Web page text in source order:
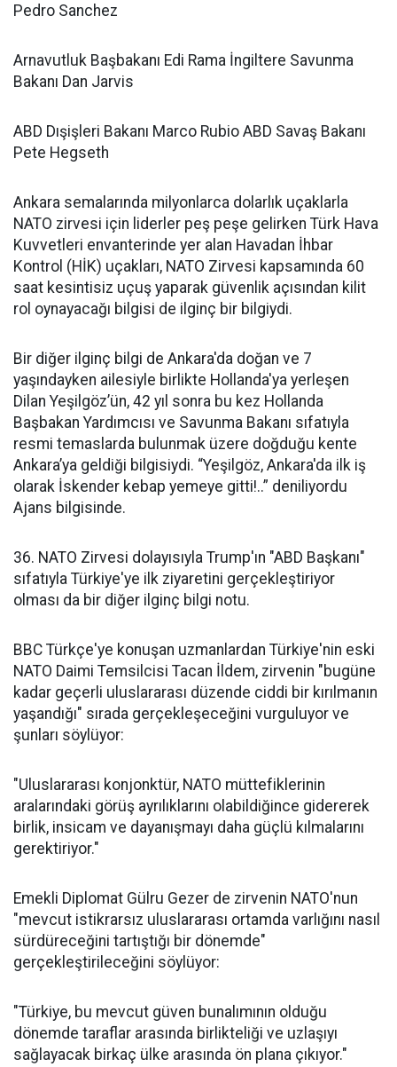
Pedro Sanchez
Arnavutluk Başbakanı Edi Rama İngiltere Savunma
Bakanı Dan Jarvis
ABD Dışişleri Bakanı Marco Rubio ABD Savaş Bakanı
Pete Hegseth
Ankara semalarında milyonlarca dolarlık uçaklarla
NATO zirvesi için liderler peş peşe gelirken Türk Hava
Kuvvetleri envanterinde yer alan Havadan İhbar
Kontrol (HİK) uçakları, NATO Zirvesi kapsamında 60
saat kesintisiz uçuş yaparak güvenlik açısından kilit
rol oynayacağı bilgisi de ilginç bir bilgiydi.
Bir diğer ilginç bilgi de Ankara'da doğan ve 7
yaşındayken ailesiyle birlikte Hollanda'ya yerleşen
Dilan Yeşilgöz’ün, 42 yıl sonra bu kez Hollanda
Başbakan Yardımcısı ve Savunma Bakanı sıfatıyla
resmi temaslarda bulunmak üzere doğduğu kente
Ankara’ya geldiği bilgisiydi. “Yeşilgöz, Ankara'da ilk iş
olarak İskender kebap yemeye gitti!..” deniliyordu
Ajans bilgisinde.
36. NATO Zirvesi dolayısıyla Trump'ın "ABD Başkanı"
sıfatıyla Türkiye'ye ilk ziyaretini gerçekleştiriyor
olması da bir diğer ilginç bilgi notu.
BBC Türkçe'ye konuşan uzmanlardan Türkiye'nin eski
NATO Daimi Temsilcisi Tacan İldem, zirvenin "bugüne
kadar geçerli uluslararası düzende ciddi bir kırılmanın
yaşandığı" sırada gerçekleşeceğini vurguluyor ve
şunları söylüyor:
"Uluslararası konjonktür, NATO müttefiklerinin
aralarındaki görüş ayrılıklarını olabildiğince gidererek
birlik, insicam ve dayanışmayı daha güçlü kılmalarını
gerektiriyor."
Emekli Diplomat Gülru Gezer de zirvenin NATO'nun
"mevcut istikrarsız uluslararası ortamda varlığını nasıl
sürdüreceğini tartıştığı bir dönemde"
gerçekleştirileceğini söylüyor:
"Türkiye, bu mevcut güven bunalımının olduğu
dönemde taraflar arasında birlikteliği ve uzlaşıyı
sağlayacak birkaç ülke arasında ön plana çıkıyor."